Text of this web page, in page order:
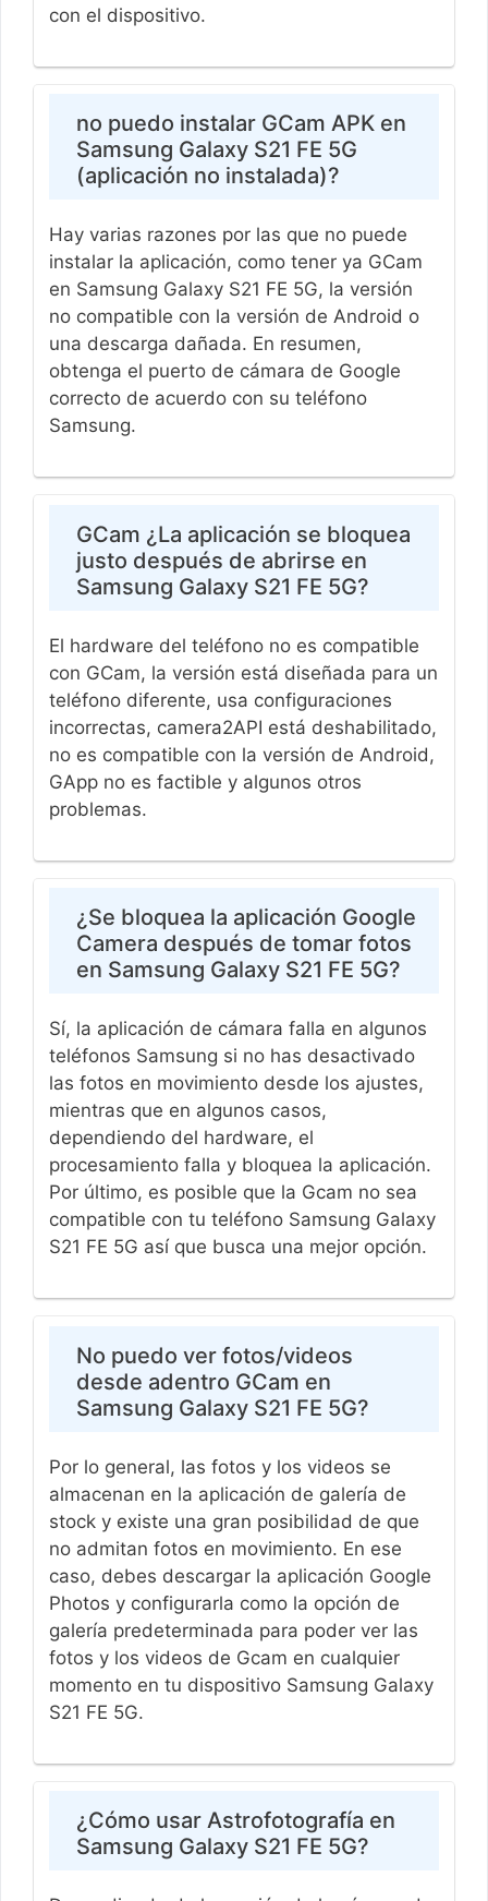
con el dispositivo.
no puedo instalar GCam APK en
Samsung Galaxy S21 FE 5G
(aplicación no instalada)?
Hay varias razones por las que no puede
instalar la aplicación, como tener ya GCam
en Samsung Galaxy S21 FE 5G, la versión
no compatible con la versión de Android o
una descarga dañada. En resumen,
obtenga el puerto de cámara de Google
correcto de acuerdo con su teléfono
Samsung.
GCam ¿La aplicación se bloquea
justo después de abrirse en
Samsung Galaxy S21 FE 5G?
El hardware del teléfono no es compatible
con GCam, la versión está diseñada para un
teléfono diferente, usa configuraciones
incorrectas, camera2API está deshabilitado,
no es compatible con la versión de Android,
GApp no ​​es factible y algunos otros
problemas.
¿Se bloquea la aplicación Google
Camera después de tomar fotos
en Samsung Galaxy S21 FE 5G?
Sí, la aplicación de cámara falla en algunos
teléfonos Samsung si no has desactivado
las fotos en movimiento desde los ajustes,
mientras que en algunos casos,
dependiendo del hardware, el
procesamiento falla y bloquea la aplicación.
Por último, es posible que la Gcam no sea
compatible con tu teléfono Samsung Galaxy
S21 FE 5G así que busca una mejor opción.
No puedo ver fotos/videos
desde adentro GCam en
Samsung Galaxy S21 FE 5G?
Por lo general, las fotos y los videos se
almacenan en la aplicación de galería de
stock y existe una gran posibilidad de que
no admitan fotos en movimiento. En ese
caso, debes descargar la aplicación Google
Photos y configurarla como la opción de
galería predeterminada para poder ver las
fotos y los videos de Gcam en cualquier
momento en tu dispositivo Samsung Galaxy
S21 FE 5G.
¿Cómo usar Astrofotografía en
Samsung Galaxy S21 FE 5G?